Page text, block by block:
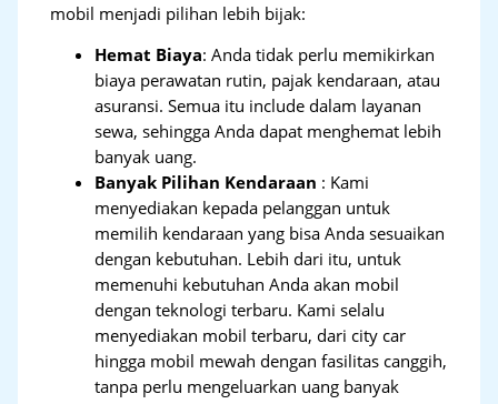
mobil menjadi pilihan lebih bijak:
Hemat Biaya: Anda tidak perlu memikirkan
biaya perawatan rutin, pajak kendaraan, atau
asuransi. Semua itu include dalam layanan
sewa, sehingga Anda dapat menghemat lebih
banyak uang.
Banyak Pilihan Kendaraan : Kami
menyediakan kepada pelanggan untuk
memilih kendaraan yang bisa Anda sesuaikan
dengan kebutuhan. Lebih dari itu, untuk
memenuhi kebutuhan Anda akan mobil
dengan teknologi terbaru. Kami selalu
menyediakan mobil terbaru, dari city car
hingga mobil mewah dengan fasilitas canggih,
tanpa perlu mengeluarkan uang banyak